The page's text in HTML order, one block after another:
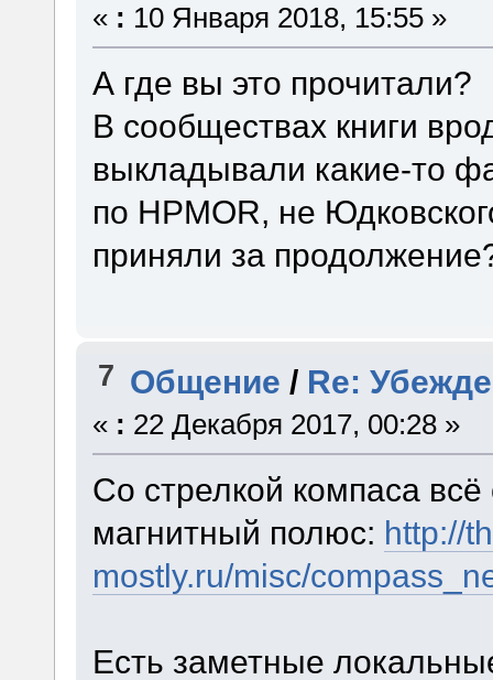
« : 10 Января 2018, 15:55 »
А где вы это прочитали?
В сообществах книги
выкладывали какие-то
по HPMOR, не
приняли за
7 Общение / Re:
« : 22 Декабря 2017, 00:28 »
Со стрелкой компаса
магнитный полюс: http://
mostly.ru/misc/
Есть заметные